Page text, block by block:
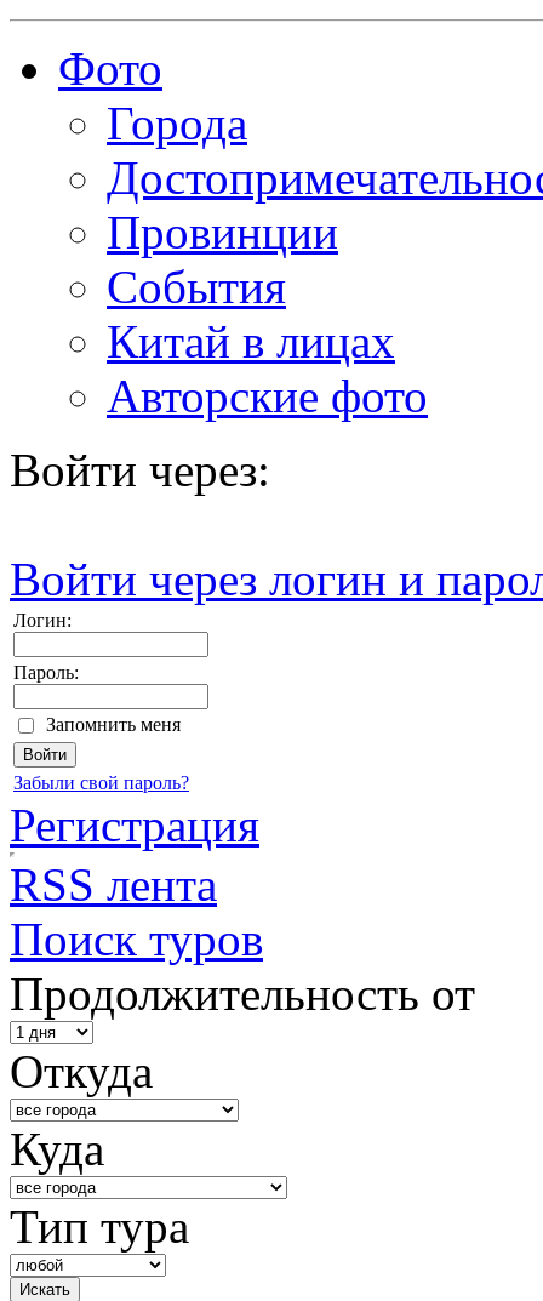
Фото
Города
Провинции
События
Китай в лицах
Авторские фото
Войти через:
Войти через логин и
Логин:
Пароль:
Запомнить меня
Забыли свой пароль?
Регистрация
RSS лента
Поиск туров
Продолжительность от
Откуда
Куда
Тип тура